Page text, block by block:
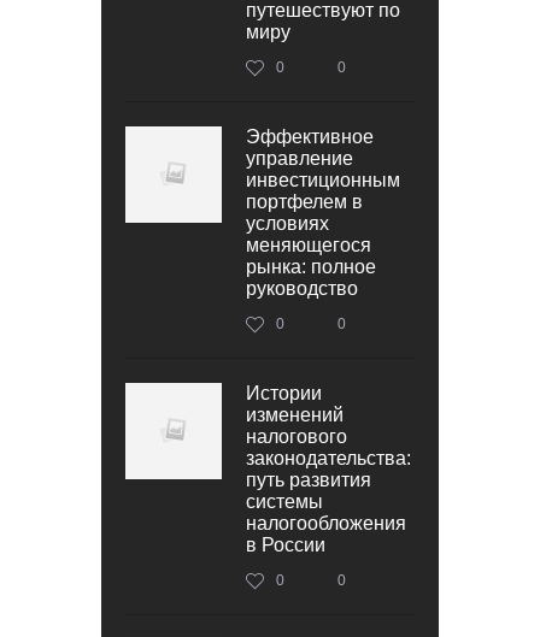
путешествуют по
миру
0 0
Эффективное
управление
инвестиционным
портфелем в
условиях
меняющегося
рынка: полное
руководство
0 0
Истории
изменений
налогового
законодательства:
путь развития
системы
налогообложения
в России
0 0